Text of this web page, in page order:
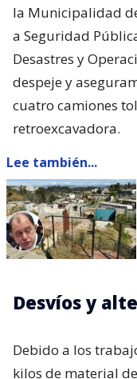
la Municipalidad
a Seguridad
Desastres y
despeje y
cuatro camiones
retroexcavadora.
Lee también...
Desvíos y
Debido a los
kilos de material